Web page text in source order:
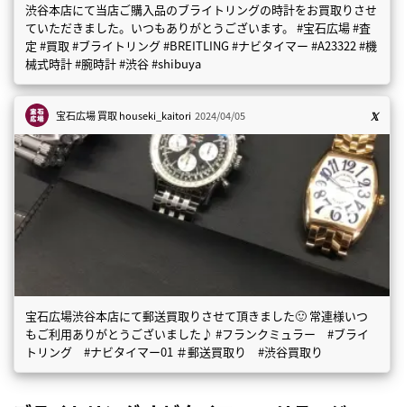
渋谷本店にて当店ご購入品のブライトリングの時計をお買取りさせ
ていただきました。いつもありがとうございます。 #宝石広場 #査
定 #買取 #ブライトリング #BREITLING #ナビタイマー #A23322 #機
械式時計 #腕時計 #渋谷 #shibuya
宝石広場 買取houseki_kaitori 2024/04/05
宝石広場渋谷本店にて郵送買取りさせて頂きました🙂 常連様いつ
もご利用ありがとうございました♪ #フランクミュラー #ブライ
トリング #ナビタイマー01 ＃郵送買取り #渋谷買取り